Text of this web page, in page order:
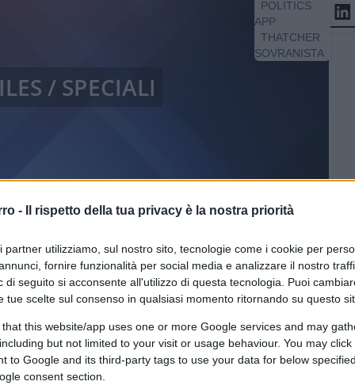
- Il rispetto della tua privacy è la nostra priorità
partner utilizziamo, sul nostro sito, tecnologie come i cookie per
fornire funzionalità per social media e analizzare il nostro
di seguito si acconsente all'utilizzo di questa tecnologia. Puoi
tue scelte sul consenso in qualsiasi momento ritornando su questo
that this website/app uses one or more Google services and may
but not limited to your visit or usage behaviour. You may
to Google and its third-party tags to use your data for below
consent section.
POLITICS
APP
THATCHER
SOVRANISTA
/ SPECIALI
su Google
pregiudizi negativi verso il governo.
a quello principale di diffondere